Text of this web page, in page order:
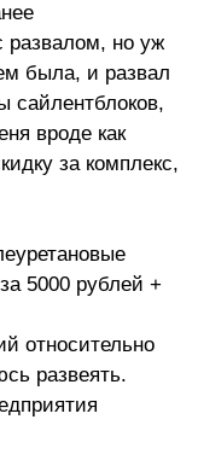
развалом, но уж
была, и развал
сайлентблоков,
вроде как
за комплекс,
5000 рублей +
относительно
развеять.